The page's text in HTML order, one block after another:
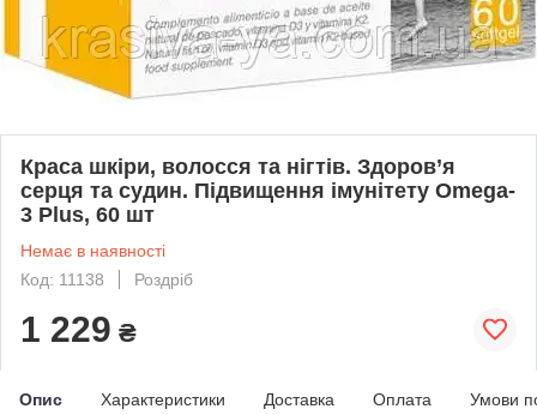
Краса шкіри, волосся та нігтів. Здоров’я
серця та судин. Підвищення імунітету Omega-
3 Plus, 60 шт
Немає в наявності
Код: 11138
Роздріб
1 229 ₴
Опис Характеристики Доставка Оплата Умови